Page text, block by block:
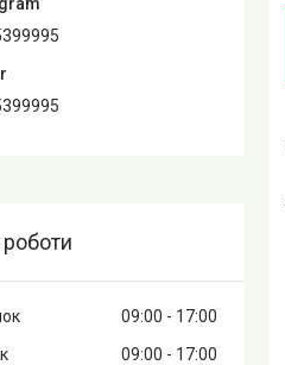
роботи
09:00
17:00
09:00
17:00